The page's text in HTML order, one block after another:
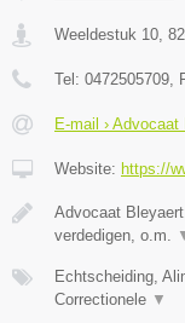
Weeldestuk 10
Tel: 0472505709 ,
E-mail ›
Website: https://
Advocaat
verdedigen, o.m.
Echtscheiding,
Correctionele ▼